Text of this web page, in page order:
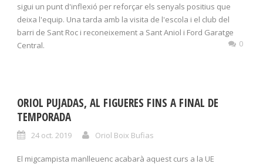
sigui un punt d'inflexió per reforçar els senyals positius que
deixa l'equip. Una tarda amb la visita de l'escola i el club del
barri de Sant Roc i reconeixement a Sant Aniol i Ford Garatge
Central.
0
ORIOL PUJADAS, AL FIGUERES FINS A FINAL DE
TEMPORADA
24 oct. 2019 Oriol Boix Bufias
El migcampista manlleuenc acabarà aquest curs a la UE